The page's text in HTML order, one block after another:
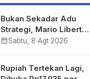
Bukan Sekadar Adu
Strategi, Mario Liberty
Siregar Buka
calendar_monthSabtu, 8 Agt 2026
Rupiah Tertekan Lagi,